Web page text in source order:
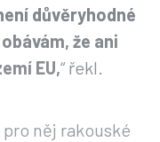
důvěryhodné
že ani
EU,“ řekl.
něj rakouské